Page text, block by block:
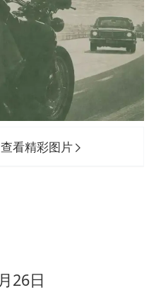
看精彩图片
26日